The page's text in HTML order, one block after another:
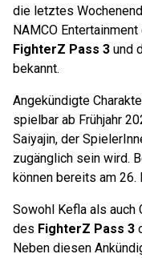
die letztes
NAMCO Entertainment
FighterZ Pass 3 und
bekannt.
Angekündigte
spielbar ab Frühjahr
Saiyajin, der
zugänglich sein wird.
können bereits am 26.
Sowohl Kefla als auch
des FighterZ Pass 3
Neben diesen